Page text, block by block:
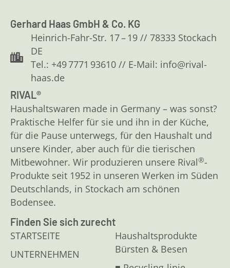
Gerhard Haas GmbH & Co. KG
Heinrich-Fahr-Str. 17 – 19 // 78333 Stockach
DE
Tel.: +49 7771 93610 // E-Mail: info@rival-
haas.de
RIVAL®
Haushaltswaren made in Germany – was sonst?
Praktische Helfer für sie und ihn in der Küche,
für die Pause unterwegs, für den Haushalt und
unsere Kinder, aber auch für die tierischen
Mitbewohner. Wir produzieren unsere Rival®-
Produkte seit 1952 in unseren Werken im Süden
Deutschlands, in Stockach am schönen
Bodensee.
Finden Sie sich zurecht
STARTSEITE
UNTERNEHMEN
Haushaltsprodukte
Bürsten & Besen